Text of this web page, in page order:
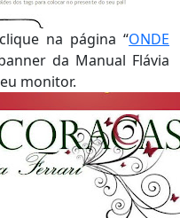
na página “ONDE
da Manual Flávia
monitor.